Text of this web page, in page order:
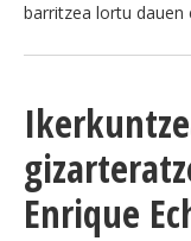
barritzea lortu dauen
Enrique